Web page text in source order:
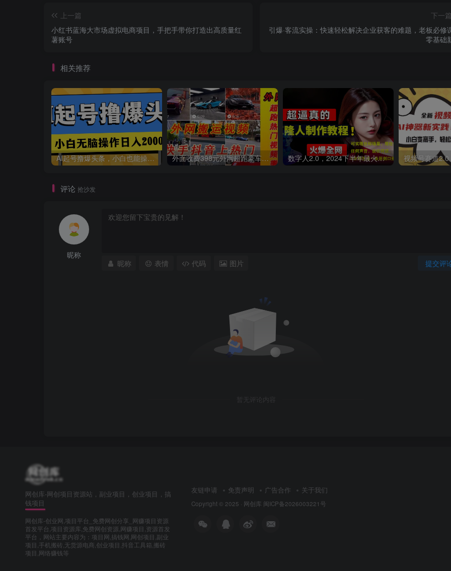
上一篇
小红书蓝海大市场虚拟电商项目，手把手带你打造出高质量红
薯账号
下一
引爆·客流实操：快速轻松解决企业获客的难题，老板必修
零基础
相关推荐
AI起号撸爆头条，小白也能操作，日入2000+ 外面收费398元外网超跑豪车汽车视频搬运至快手抖音上热门项目 数字人2.0，2024下半年最火项目，无限免费生成视频，可实现任何场景，用任何形象，任何声音，说任何话，5分钟生成一条原创口播视频。
评论 抢沙发
昵称
提交评
昵称 表情 代码 图片
暂无评论内容
网创库-网创项目资源站，副业项目，创业项目，搞
钱项目
网创库-创业网,项目平台_免费网创分享_网赚项目资源
首发平台,项目资源库,免费网创资源,网赚项目,资源首发
平台，网站主要内容为：项目网,搞钱网,网创项目,副业
项目,手机搬砖,无货源电商,创业项目,抖音工具箱,搬砖
项目,网络赚钱等
友链申请 免责声明 广告合作 关于我们
Copyright © 2025 · 网创库 闽ICP备2026003221号